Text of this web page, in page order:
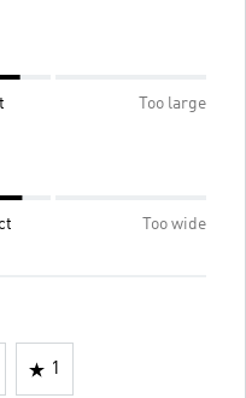
Too large
Too wide
1